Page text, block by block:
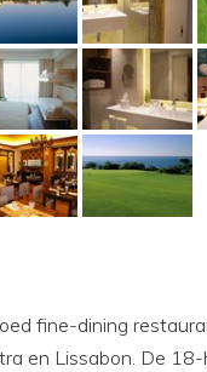
fine-dining
en Lissabon. De